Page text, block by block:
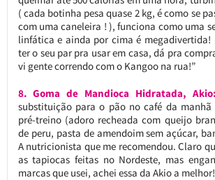
( cada botinha pesa quase 2 kg, é como se
com uma caneleira ! ), funciona como uma
linfática e ainda por cima é megadivertida!
ter o seu par pra usar em casa, dá pra
vi gente correndo com o Kangoo na rua!”
8. Goma de Mandioca Hidratada, Akio:
substituição para o pão no café da
pré-treino (adoro recheada com queijo
de peru, pasta de amendoim sem açúcar,
A nutricionista que me recomendou. Claro
as tapiocas feitas no Nordeste, mas
marcas que usei, achei essa da Akio a melhor!